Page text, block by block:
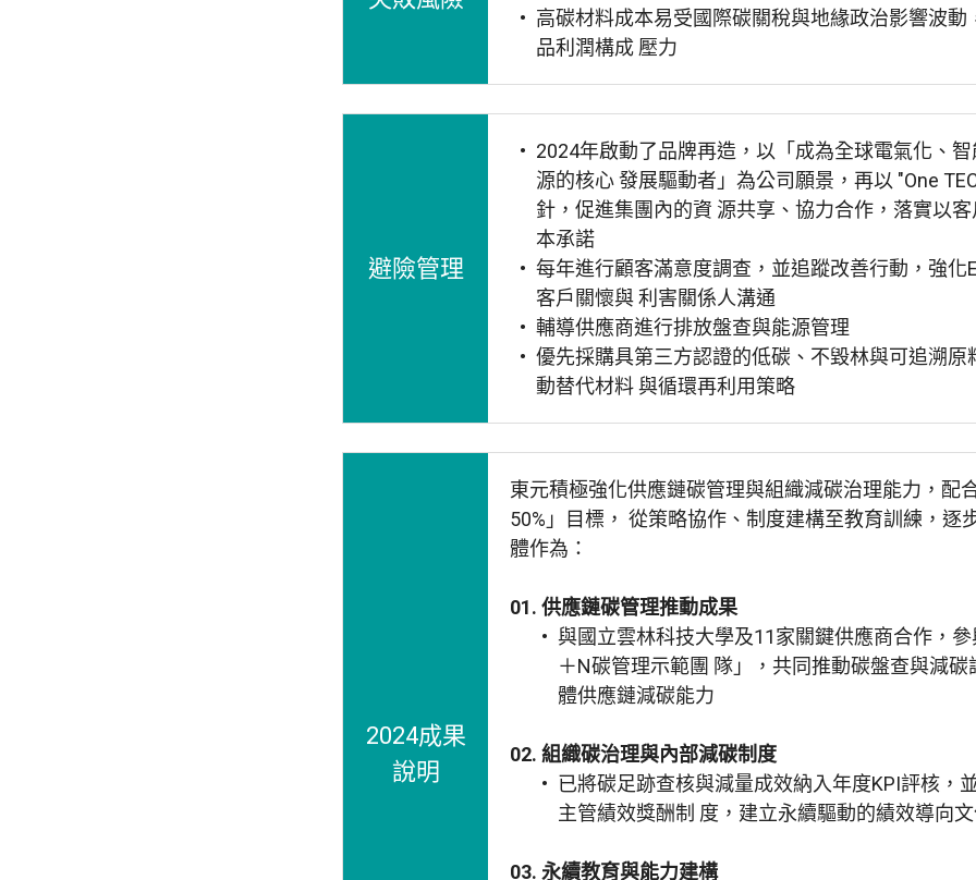
高碳材料成本易受國際碳關稅與地緣政治影響波動
品利潤構成 壓力
避險管理
2024年啟動了品牌再造，以「成為全球電氣化、
源的核心 發展驅動者」為公司願景，再以 "One
針，促進集團內的資 源共享、協力合作，落實以
本承諾
每年進行顧客滿意度調查，並追蹤改善行動，強化
客戶關懷與 利害關係人溝通
輔導供應商進行排放盤查與能源管理
優先採購具第三方認證的低碳、不毀林與可追溯原
動替代材料 與循環再利用策略
2024成果
說明
東元積極強化供應鏈碳管理與組織減碳治理能力，配
50%」目標， 從策略協作、制度建構至教育訓練，逐
體作為：
01. 供應鏈碳管理推動成果
與國立雲林科技大學及11家關鍵供應商合作，參
＋N碳管理示範團 隊」，共同推動碳盤查與減碳
體供應鏈減碳能力
02. 組織碳治理與內部減碳制度
已將碳足跡查核與減量成效納入年度KPI評核，
主管績效獎酬制 度，建立永續驅動的績效導向
03. 永續教育與能力建構